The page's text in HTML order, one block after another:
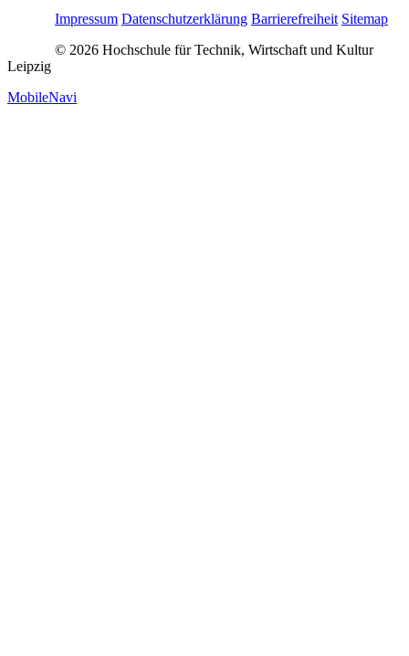
Impressum Datenschutzerklärung Barrierefreiheit Sitemap
© 2026 Hochschule für Technik, Wirtschaft und Kultur
Leipzig
MobileNavi